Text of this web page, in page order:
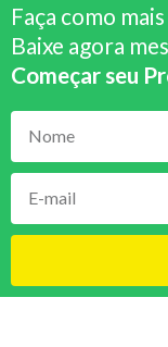
Faça como
Baixe agora
Começar seu